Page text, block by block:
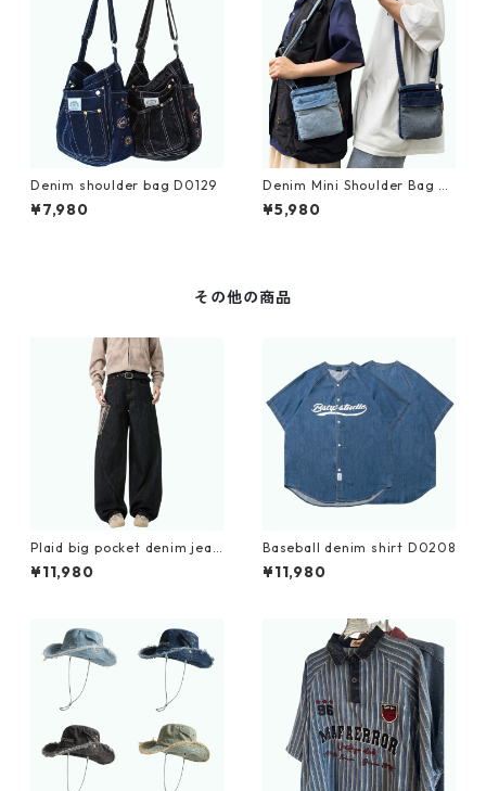
Denim shoulder bag D0129
¥7,980
Denim Mini Shoulder Bag D
0038
¥5,980
その他の商品
Plaid big pocket denim jean
s D0188
¥11,980
Baseball denim shirt D0208
¥11,980